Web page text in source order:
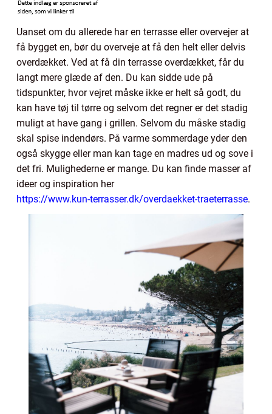
Uanset om du allerede har en terrasse eller overvejer at
få bygget en, bør du overveje at få den helt eller delvis
overdækket. Ved at få din terrasse overdækket, får du
langt mere glæde af den. Du kan sidde ude på
tidspunkter, hvor vejret måske ikke er helt så godt, du
kan have tøj til tørre og selvom det regner er det stadig
muligt at have gang i grillen. Selvom du måske stadig
skal spise indendørs. På varme sommerdage yder den
også skygge eller man kan tage en madres ud og sove i
det fri. Mulighederne er mange. Du kan finde masser af
ideer og inspiration her
https://www.kun-terrasser.dk/overdaekket-traeterrasse.